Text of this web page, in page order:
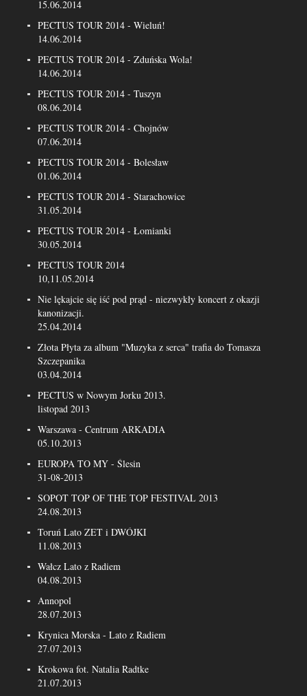
15.06.2014
PECTUS TOUR 2014 - Wieluń!
14.06.2014
PECTUS TOUR 2014 - Zduńska Wola!
14.06.2014
PECTUS TOUR 2014 - Tuszyn
08.06.2014
PECTUS TOUR 2014 - Chojnów
07.06.2014
PECTUS TOUR 2014 - Bolesław
01.06.2014
PECTUS TOUR 2014 - Starachowice
31.05.2014
PECTUS TOUR 2014 - Łomianki
30.05.2014
PECTUS TOUR 2014
10,11.05.2014
Nie lękajcie się iść pod prąd - niezwykły koncert z okazji
kanonizacji.
25.04.2014
Złota Płyta za album "Muzyka z serca" trafia do Tomasza
Szczepanika
03.04.2014
PECTUS w Nowym Jorku 2013.
listopad 2013
Warszawa - Centrum ARKADIA
05.10.2013
EUROPA TO MY - Ślesin
31-08-2013
SOPOT TOP OF THE TOP FESTIVAL 2013
24.08.2013
Toruń Lato ZET i DWÓJKI
11.08.2013
Wałcz Lato z Radiem
04.08.2013
Annopol
28.07.2013
Krynica Morska - Lato z Radiem
27.07.2013
Krokowa fot. Natalia Radtke
21.07.2013